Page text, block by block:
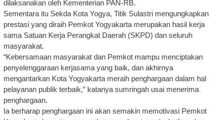
dilaksanakan oleh Kementerian PAN-RB.
Sementara itu Sekda Kota Yogya, Titik Sulastri mengungkapkan
prestasi yang diraih Pemkot Yogyakarta merupakan hasil kerja
sama Satuan Kerja Perangkat Daerah (SKPD) dan seluruh
masyarakat.
“Kebersamaan masyarakat dan Pemkot mampu menciptakan
penyelenggaraan kerjasama yang baik, dan akhirnya
mengantarkan Kota Yogyakarta meraih penghargaan dalam hal
pelayanan publik terbaik,” katanya sumringah usai menerima
penghargaan.
Ia berharap penghargaan ini akan semakin memotivasi Pemkot